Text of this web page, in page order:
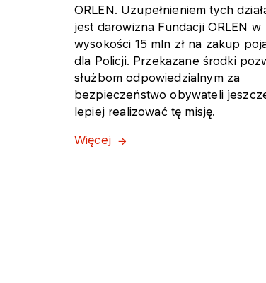
ORLEN. Uzupełnieniem tych
jest darowizna Fundacji ORLEN w
wysokości 15 mln zł na zakup
dla Policji. Przekazane środki
służbom odpowiedzialnym za
bezpieczeństwo obywateli
lepiej realizować tę misję.
Więcej